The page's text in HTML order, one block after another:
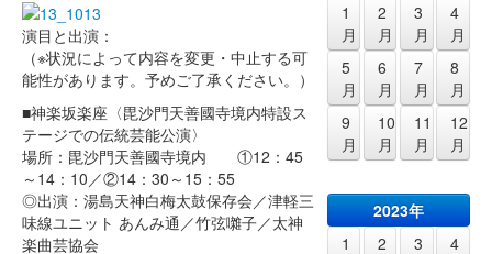
演目と出演：
（※状況によって内容を変更・中止する可
能性があります。予めご了承ください。）
■神楽坂楽座〈毘沙門天善國寺境内特設ス
テージでの伝統芸能公演〉
場所：毘沙門天善國寺境内 ①12：45
～14：10／②14：30～15：55
◎出演：湯島天神白梅太鼓保存会／津軽三
味線ユニット あんみ通／竹弦囃子／太神
楽曲芸協会
1
月
2
月
3
月
4
月
5
月
6
月
7
月
8
月
9
月
10
月
11
月
12
月
2023年
1
2
3
4